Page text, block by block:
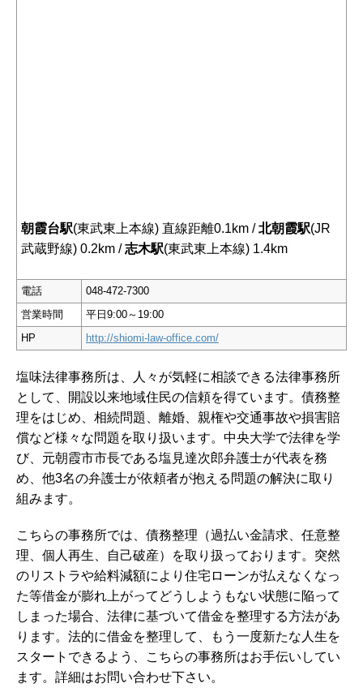
朝霞台駅(東武東上本線) 直線距離0.1km /北朝霞駅(JR
武蔵野線) 0.2km /志木駅(東武東上本線) 1.4km
電話
048-472-7300
営業時間
平日9:00～19:00
HP
http://shiomi-law-office.com/
塩味法律事務所は、人々が気軽に相談できる法律事務所
として、開設以来地域住民の信頼を得ています。債務整
理をはじめ、相続問題、離婚、親権や交通事故や損害賠
償など様々な問題を取り扱います。中央大学で法律を学
び、元朝霞市市長である塩見達次郎弁護士が代表を務
め、他3名の弁護士が依頼者が抱える問題の解決に取り
組みます。
こちらの事務所では、債務整理（過払い金請求、任意整
理、個人再生、自己破産）を取り扱っております。 突然
のリストラや給料減額により住宅ローンが払えなくなっ
た等借金が膨れ上がってどうしようもない状態に陥って
しまった場合、法律に基づいて借金を整理する方法があ
ります。法的に借金を整理して、もう一度新たな人生を
スタートできるよう、こちらの事務所はお手伝いしてい
ます。 詳細はお問い合わせ下さい。